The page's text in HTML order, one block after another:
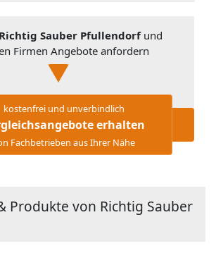
Richtig Sauber Pfullendorfund
Firmen Angebote anfordern
kostenfrei und unverbindlich
erhalten
Fachbetrieben aus Ihrer Nähe
Produkte von Richtig Sauber